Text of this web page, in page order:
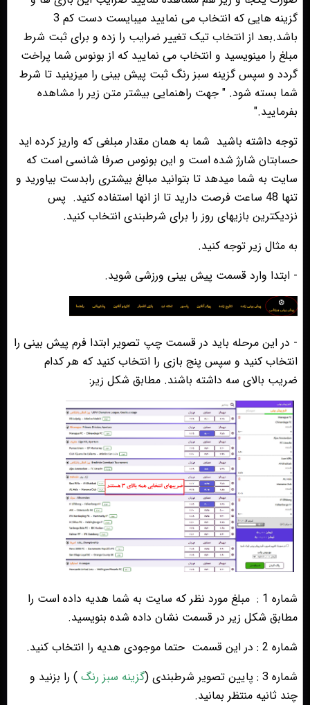
گزینه هایی که انتخاب می نمایید میبایست دست کم 3
باشد.بعد از انتخاب تیک تغییر ضرایب را زده و برای ثبت شرط
مبلغ را مینویسید و انتخاب می نمایید که از بونوس شما پراخت
گردد و سپس گزینه سبز رنگ ثبت پیش بینی را میزینید تا شرط
شما بسته شود. " جهت راهنمایی بیشتر متن زیر را مشاهده
بفرمایید."
توجه داشته باشید شما به همان مقدار مبلغی که واریز کرده اید
حسابتان شارژ شده است و این بونوس صرفا شانسی است که
سایت به شما میدهد تا بتوانید مبالغ بیشتری رابدست بیاورید و
تنها 48 ساعت فرصت دارید تا از انها استفاده کنید.
پس
نزدیکترین بازیهای روز را برای شرطبندی انتخاب کنید.
به مثال زیر توجه کنید.
- ابتدا وارد قسمت پیش بینی ورزشی شوید.
- در این مرحله باید در قسمت چپ تصویر ابتدا فرم پیش بینی را
انتخاب کنید و سپس پنج بازی را انتخاب کنید که هر کدام
ضریب بالای سه داشته باشند. مطابق شکل زیر:
شماره 1 :
مبلغ مورد نظر که سایت به شما هدیه داده است را
مطابق شکل زیر در قسمت نشان داده شده بنویسید.
شماره 2 : در این قسمت
حتما موجودی هدیه را انتخاب کنید.
شماره 3 : پایین تصویر شرطبندی (
گزینه سبز رنگ ) را بزنید و
چند ثانیه منتظر بمانید.